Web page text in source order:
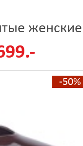
женские
-50%